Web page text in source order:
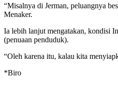
“Misalnya di Jerman, peluangnya
Menaker.
Ia lebih lanjut mengatakan, kondisi
(penuaan penduduk).
“Oleh karena itu, kalau kita
*Biro